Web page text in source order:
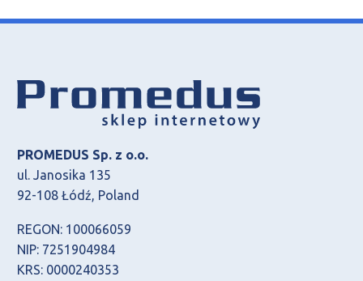
PROMEDUS Sp. z o.o.
ul. Janosika 135
92-108 Łódź, Poland
REGON: 100066059
NIP: 7251904984
KRS: 0000240353